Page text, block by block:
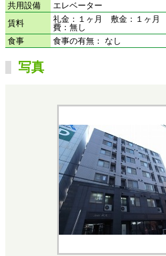
共用設備
エレベーター
賃料
礼金：１ヶ月 敷金：１ヶ
費：無し
食事
食事の有無： なし
写真